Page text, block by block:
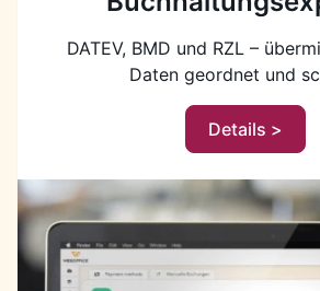
DATEV, BMD und RZL –
Daten geordnet und
Details >